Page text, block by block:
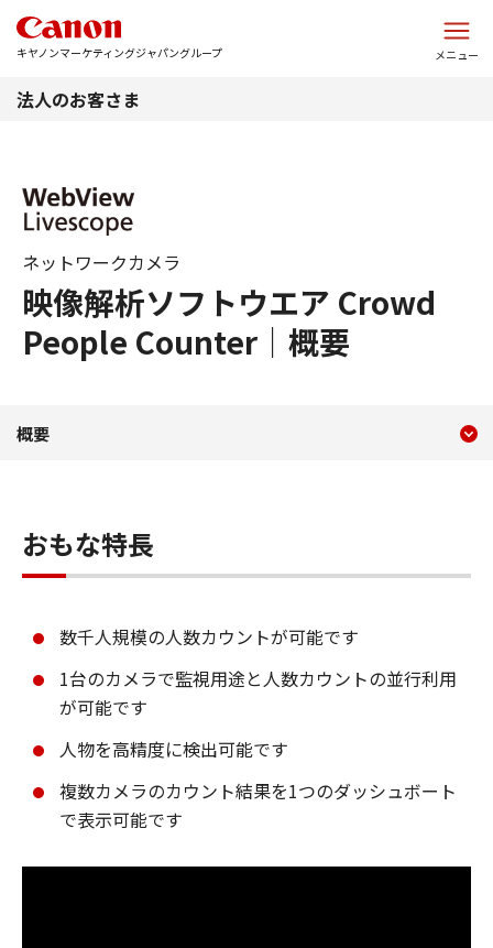
キヤノンマーケティングジャパングループ メニュー
法人のお客さま
映像解析ソフトウエア Crowd
People Counter｜概要
ネットワークカメラ
概要 People Counter Pro
概要
おもな特長
数千人規模の人数カウントが可能です
1台のカメラで監視用途と人数カウントの並行利用
が可能です
人物を高精度に検出可能です
複数カメラのカウント結果を1つのダッシュボート
で表示可能です